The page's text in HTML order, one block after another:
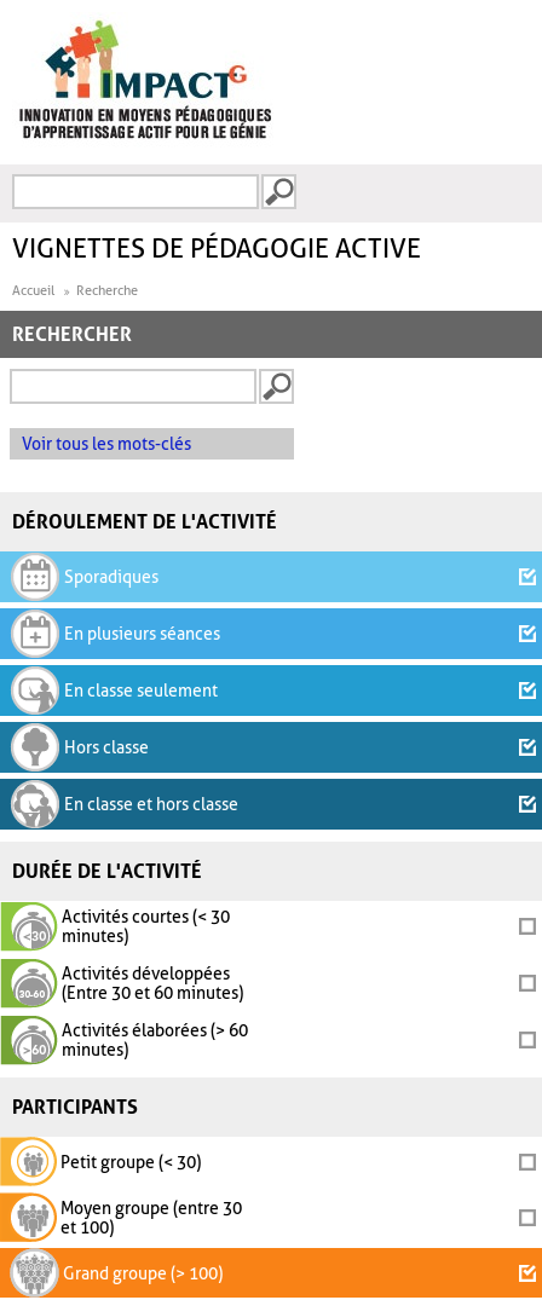
FORMULAIRE DE
VIGNETTES DE PÉDAGOGIE ACTIVE
Accueil Recherche
RECHERCHER
Voir tous les mots-clés
DÉROULEMENT DE L'ACTIVITÉ
Sporadiques
En plusieurs séances
En classe seulement
Hors classe
En classe et hors classe
DURÉE DE L'ACTIVITÉ
Activités courtes (< 30
minutes)
Activités développées
(Entre 30 et 60 minutes)
Activités élaborées (> 60
minutes)
PARTICIPANTS
Petit groupe (< 30)
Moyen groupe (entre 30
et 100)
Grand groupe (> 100)